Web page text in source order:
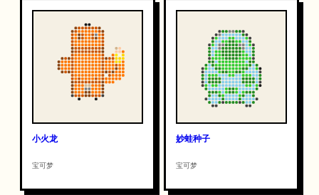
小火龙
宝可梦
妙蛙种子
宝可梦